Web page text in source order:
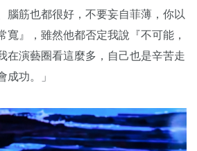
腦筋也都很好，不要妄自菲薄，你以
寬』，雖然他都否定我說『不可能，
在演藝圈看這麼多，自己也是辛苦走
成功。」